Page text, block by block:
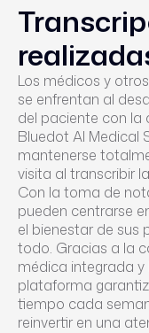
Los médicos y
se enfrentan al
del paciente con la
Bluedot AI Medical
mantenerse
visita al transcribir
Con la toma de
pueden centrarse
el bienestar de sus
todo. Gracias a la
médica integrada
plataforma
tiempo cada
reinvertir en una